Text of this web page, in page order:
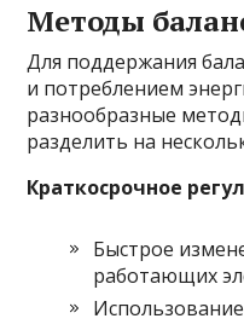
Методы
Для поддержания
и потреблением
разнообразные
разделить на
Краткосрочное
Быстрое
работающих